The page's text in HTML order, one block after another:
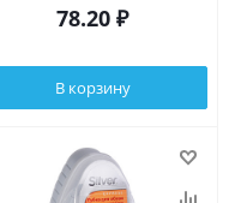
78.20 ₽
В корзину